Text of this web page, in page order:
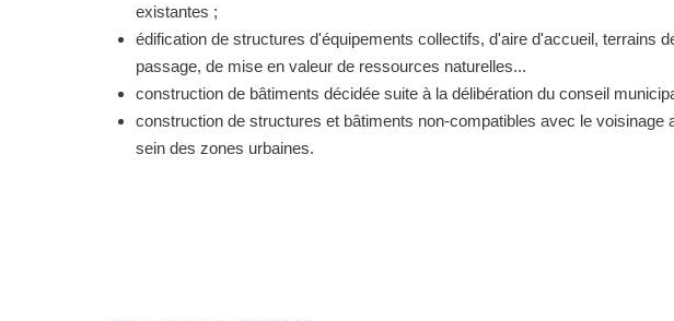
existantes ;
édification de structures d'équipements collectifs, d'aire d'accueil, terrains
passage, de mise en valeur de ressources naturelles...
construction de bâtiments décidée suite à la délibération du conseil
construction de structures et bâtiments non-compatibles avec le voisinage
sein des zones urbaines.